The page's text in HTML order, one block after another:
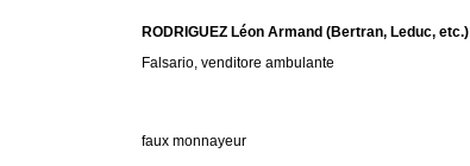
RODRIGUEZ Léon Armand (Bertran, Leduc, etc.)
Falsario, venditore ambulante
faux monnayeur